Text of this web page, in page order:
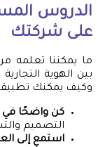
الدروس
على شركتك
ما يمكننا تعلمه
بين الهوية
وكيف يمكنك
كن واضحًا في
التصميم
استمع إلى